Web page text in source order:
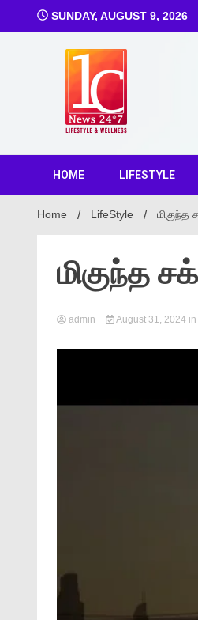
SUNDAY, AUGUST 9, 2026
HOME LIFESTYLE
Home LifeStyle மிகுந்த
மிகுந்த
admin August 31, 2024 in